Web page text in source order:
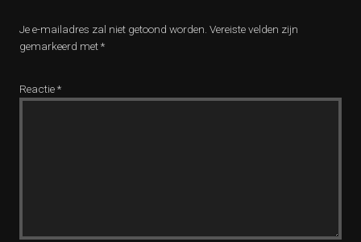
Je e-mailadres zal niet getoond worden. Vereiste velden zijn
gemarkeerd met*
Reactie*